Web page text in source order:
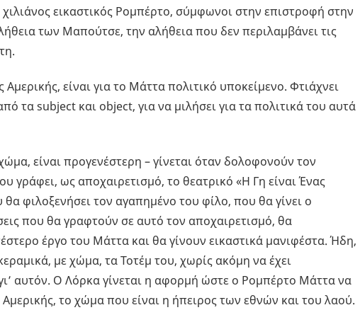
εικαστικός Ρομπέρτο, σύμφωνοι στην επιστροφή στην
των Μαπούτσε, την αλήθεια που δεν περιλαμβάνει τις
είναι για το Μάττα πολιτικό υποκείμενο. Φτιάχνει
τα subject και object, για να μιλήσει για τα πολιτικά του αυτά
είναι προγενέστερη – γίνεται όταν δολοφονούν τον
γράφει, ως αποχαιρετισμό, το θεατρικό «Η Γη είναι Ένας
φιλοξενήσει τον αγαπημένο του φίλο, που θα γίνει ο
που θα γραφτούν σε αυτό τον αποχαιρετισμό, θα
έργο του Μάττα και θα γίνουν εικαστικά μανιφέστα. Ήδη,
με χώμα, τα Τοτέμ του, χωρίς ακόμη να έχει
αυτόν. Ο Λόρκα γίνεται η αφορμή ώστε ο Ρομπέρτο Μάττα να
το χώμα που είναι η ήπειρος των εθνών και του λαού.